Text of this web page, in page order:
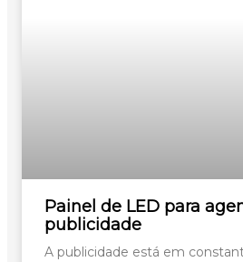
Painel de LED para
publicidade
A publicidade está em